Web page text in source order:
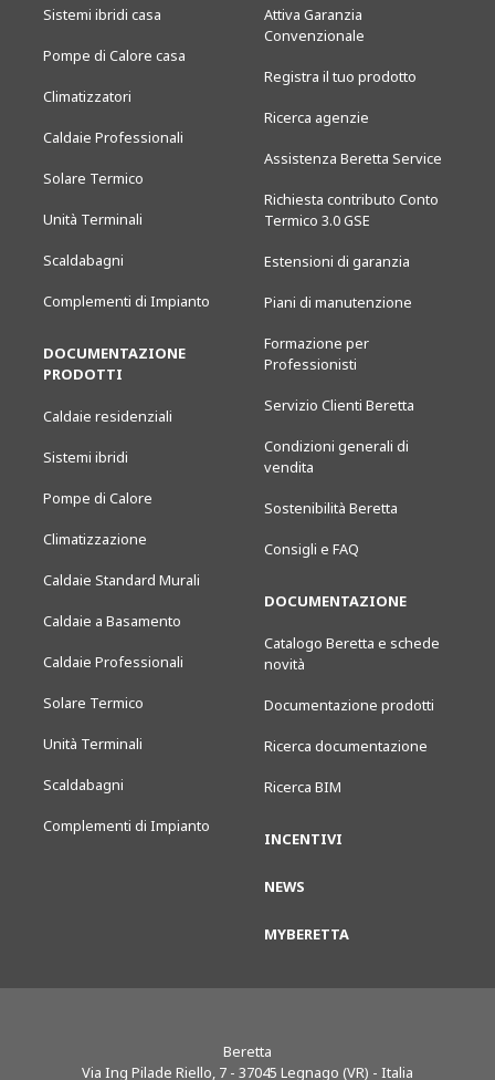
Sistemi ibridi casa
Pompe di Calore casa
Climatizzatori
Caldaie Professionali
Solare Termico
Unità Terminali
Scaldabagni
Complementi di Impianto
DOCUMENTAZIONE
PRODOTTI
Caldaie residenziali
Sistemi ibridi
Pompe di Calore
Climatizzazione
Caldaie Standard Murali
Caldaie a Basamento
Caldaie Professionali
Solare Termico
Unità Terminali
Scaldabagni
Complementi di Impianto
Attiva Garanzia
Convenzionale
Registra il tuo prodotto
Ricerca agenzie
Assistenza Beretta Service
Richiesta contributo Conto
Termico 3.0 GSE
Estensioni di garanzia
Piani di manutenzione
Formazione per
Professionisti
Servizio Clienti Beretta
Condizioni generali di
vendita
Sostenibilità Beretta
Consigli e FAQ
DOCUMENTAZIONE
Catalogo Beretta e schede
novità
Documentazione prodotti
Ricerca documentazione
Ricerca BIM
INCENTIVI
NEWS
MYBERETTA
Beretta
Via Ing Pilade Riello, 7 - 37045 Legnago (VR) - Italia